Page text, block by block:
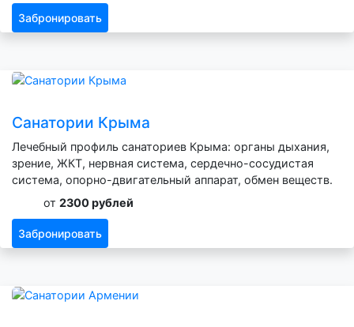
Забронировать
Санатории Крыма
Лечебный профиль санаториев Крыма: органы дыхания,
зрение, ЖКТ, нервная система, сердечно-сосудистая
система, опорно-двигательный аппарат, обмен веществ.
от 2300 рублей
Забронировать